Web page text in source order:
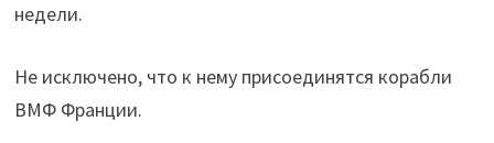
недели.
Не исключено, что к нему присоединятся корабли
ВМФ Франции.